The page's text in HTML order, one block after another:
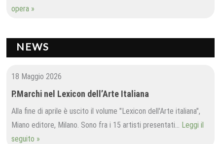
opera »
NEWS
18 Maggio 2026
P.Marchi nel Lexicon dell’Arte Italiana
Alla fine di aprile è uscito il volume "Lexicon dell'Arte italiana",
Miano editore, Milano. Sono fra i 15 artisti presentati… Leggi il
seguito »